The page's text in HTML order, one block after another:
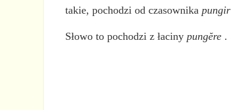
takie, pochodzi od czasownika pungir
Słowo to pochodzi z łaciny pungĕre .